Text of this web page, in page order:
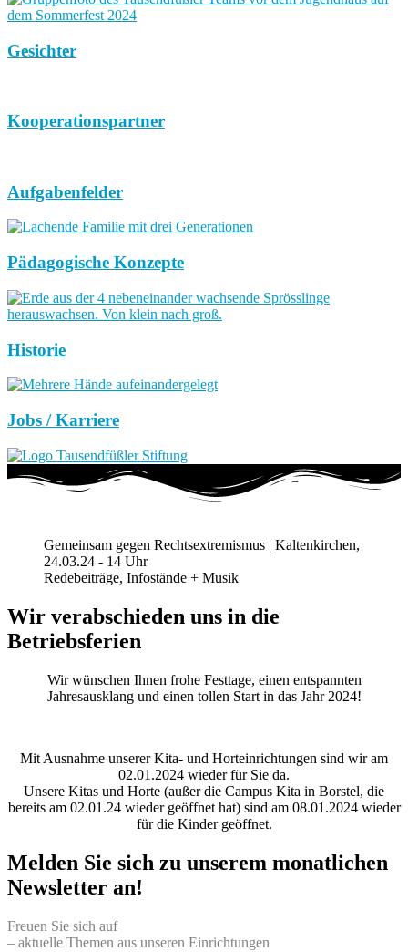
Gesichter
Kooperationspartner
Aufgabenfelder
Pädagogische Konzepte
Historie
Jobs / Karriere
Gemeinsam gegen Rechtsextremismus | Kaltenkirchen,
24.03.24 - 14 Uhr
Redebeiträge, Infostände + Musik
Wir verabschieden uns in die
Betriebsferien
Wir wünschen Ihnen frohe Festtage, einen entspannten
Jahresausklang und einen tollen Start in das Jahr 2024!
Mit Ausnahme unserer Kita- und Horteinrichtungen sind wir am
02.01.2024 wieder für Sie da.
Unsere Kitas und Horte (außer die Campus Kita in Borstel, die
bereits am 02.01.24 wieder geöffnet hat) sind am 08.01.2024 wieder
für die Kinder geöffnet.
Melden Sie sich zu unserem monatlichen
Newsletter an!
Freuen Sie sich auf
– aktuelle Themen aus unseren Einrichtungen